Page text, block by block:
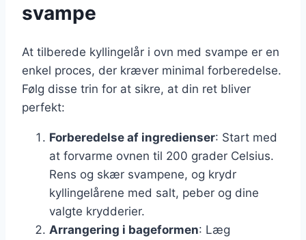
svampe
At tilberede kyllingelår i ovn med svampe er en
enkel proces, der kræver minimal forberedelse.
Følg disse trin for at sikre, at din ret bliver
perfekt:
Forberedelse af ingredienser: Start med
at forvarme ovnen til 200 grader Celsius.
Rens og skær svampene, og krydr
kyllingelårene med salt, peber og dine
valgte krydderier.
Arrangering i bageformen: Læg